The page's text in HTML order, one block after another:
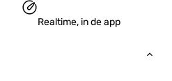
Realtime, in de app